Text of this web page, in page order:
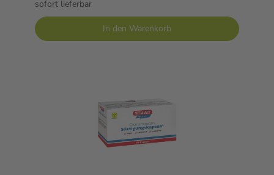
sofort lieferbar
In den Warenkorb